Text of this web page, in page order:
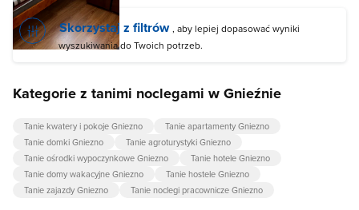
Skorzystaj z filtrów , aby lepiej dopasować wyniki
wyszukiwania do Twoich potrzeb.
Kategorie z tanimi noclegami w Gnieźnie
Tanie kwatery i pokoje Gniezno
Tanie apartamenty Gniezno
Tanie domki Gniezno
Tanie agroturystyki Gniezno
Tanie ośrodki wypoczynkowe Gniezno
Tanie hotele Gniezno
Tanie domy wakacyjne Gniezno
Tanie hostele Gniezno
Tanie zajazdy Gniezno
Tanie noclegi pracownicze Gniezno